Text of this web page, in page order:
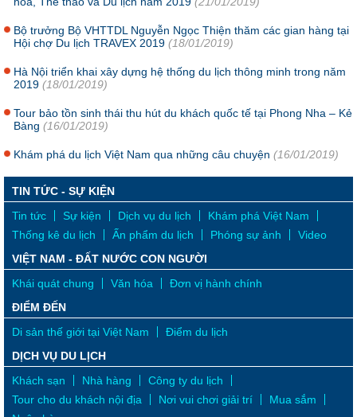
Bộ trưởng Bộ VHTTDL Nguyễn Ngọc Thiện thăm các gian hàng tại
Hội chợ Du lịch TRAVEX 2019 (18/01/2019)
Hà Nội triển khai xây dựng hệ thống du lịch thông minh trong năm
2019 (18/01/2019)
Tour bảo tồn sinh thái thu hút du khách quốc tế tại Phong Nha – Kẻ
Bàng (16/01/2019)
Khám phá du lịch Việt Nam qua những câu chuyện (16/01/2019)
TIN TỨC - SỰ KIỆN
Tin tức
Sự kiện Dịch vụ du lịch
Khám phá Việt Nam
Thống kê du lịch
Ấn phẩm du lịch Phóng sự ảnh
Video
VIỆT NAM - ĐẤT NƯỚC CON NGƯỜI
Khái quát chung
Văn hóa
Đơn vị hành chính
ĐIỂM ĐẾN
Di sản thế giới tại Việt Nam
Điểm du lịch
DỊCH VỤ DU LỊCH
Khách sạn
Nhà hàng
Công ty du lịch
Tour cho du khách nội địa
Nơi vui chơi giải trí
Mua sắm